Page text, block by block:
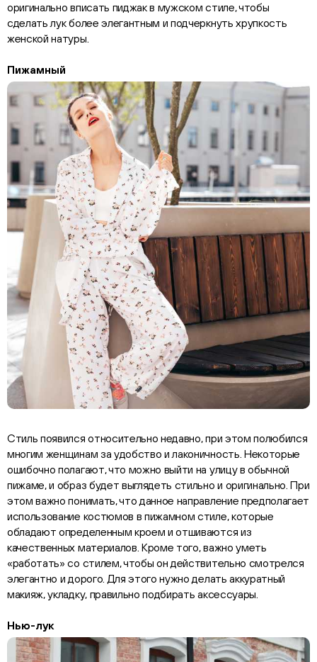
оригинально вписать пиджак в мужском стиле, чтобы
сделать лук более элегантным и подчеркнуть хрупкость
женской натуры.
Пижамный
Стиль появился относительно недавно, при этом полюбился
многим женщинам за удобство и лаконичность. Некоторые
ошибочно полагают, что можно выйти на улицу в обычной
пижаме, и образ будет выглядеть стильно и оригинально. При
этом важно понимать, что данное направление предполагает
использование костюмов в пижамном стиле, которые
обладают определенным кроем и отшиваются из
качественных материалов. Кроме того, важно уметь
«работать» со стилем, чтобы он действительно смотрелся
элегантно и дорого. Для этого нужно делать аккуратный
макияж, укладку, правильно подбирать аксессуары.
Нью-лук